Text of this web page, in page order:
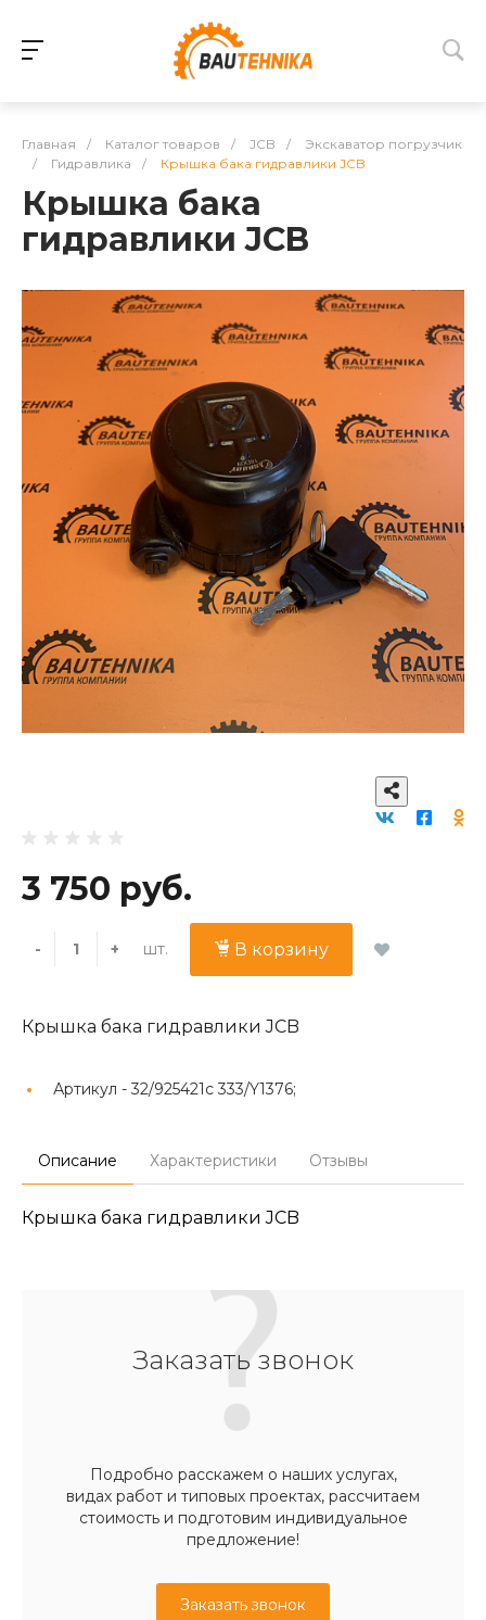
Главная / Каталог товаров / JCB /
Экскаватор погрузчик
/
Гидравлика / Крышка бака гидравлики JCB
Крышка бака
гидравлики JCB
3 750 руб.
- + шт. В корзину
Крышка бака гидравлики JCB
Артикул - 32/925421c 333/Y1376;
Описание Характеристики Отзывы
Крышка бака гидравлики JCB
Заказать звонок
Подробно расскажем о наших услугах,
видах работ и типовых проектах, рассчитаем
стоимость и подготовим индивидуальное
предложение!
Заказать звонок